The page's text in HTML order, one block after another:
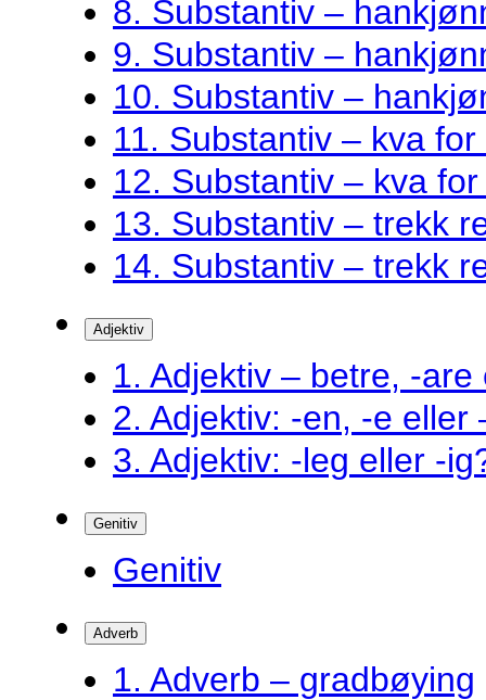
8. Substantiv –
9. Substantiv –
10. Substantiv –
11. Substantiv – kva
12. Substantiv – kva
13. Substantiv – trekk
14. Substantiv – trekk
Adjektiv
1. Adjektiv – betre, -are
2. Adjektiv: -en, -e eller
3. Adjektiv: -leg eller -
Genitiv
Genitiv
Adverb
1. Adverb – gradbøying